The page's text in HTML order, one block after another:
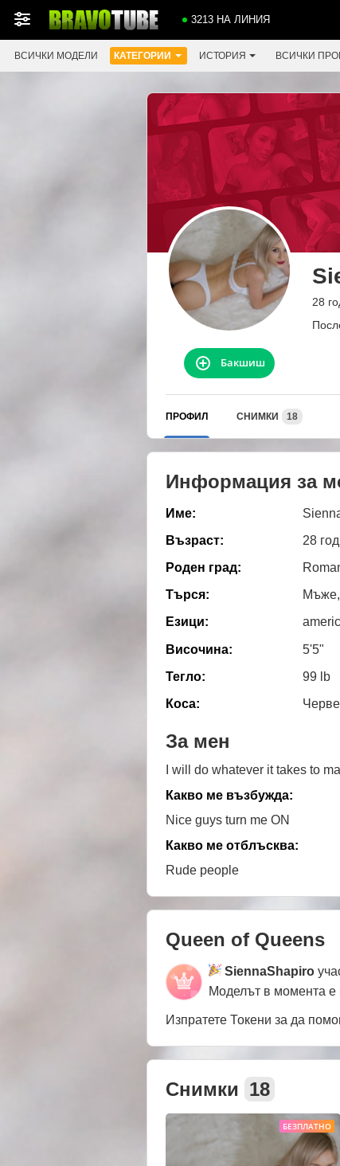
3213 НА ЛИНИЯ
ВСИЧКИ МОДЕЛИ КАТЕГОРИИ ИСТОРИЯ ВСИЧКИ
28
Бакшиш
ПРОФИЛ СНИМКИ 18
Информация за
Име:
Възраст:
28
Роден град:
Търся:
Езици:
Височина:
5'5"
Тегло:
99 lb
Коса:
За мен
I will do whatever it takes to
Какво ме възбужда:
Nice guys turn me ON
Какво ме отблъсква:
Rude people
Queen of Queens
SiennaShapiro
Моделът в момента е
Изпратете Токени за да
Снимки 18
БЕЗПЛАТНО